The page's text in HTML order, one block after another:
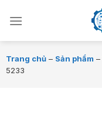
đến
Trang chủ – Sản phẩm –
5233